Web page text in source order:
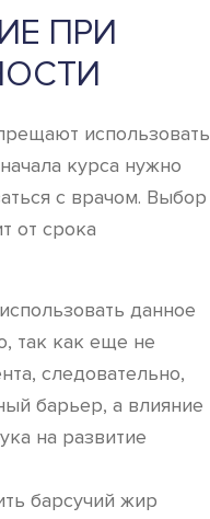
ПРИ
использовать
курса нужно
с врачом. Выбор
от срока
данное
так как еще не
следовательно,
барьер, а влияние
на развитие
барсучий жир